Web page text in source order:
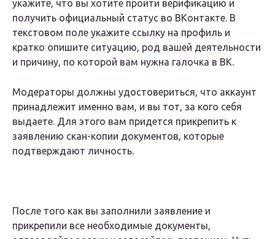
укажите, что вы хотите пройти верификацию и
получить официальный статус во ВКонтакте. В
текстовом поле укажите ссылку на профиль и
кратко опишите ситуацию, род вашей деятельности
и причину, по которой вам нужна галочка в ВК.
Модераторы должны удостовериться, что аккаунт
принадлежит именно вам, и вы тот, за кого себя
выдаете. Для этого вам придется прикрепить к
заявлению скан-копии документов, которые
подтверждают личность.
После того как вы заполнили заявление и
прикрепили все необходимые документы,